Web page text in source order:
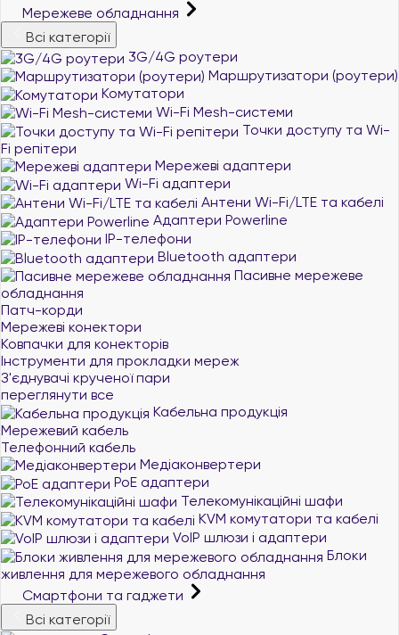
Мережеве обладнання
Всі категорії
3G/4G роутери
Маршрутизатори (роутери)
Комутатори
Wi-Fi Mesh-системи
Точки доступу та Wi-
Fi репітери
Мережеві адаптери
Wi-Fi адаптери
Антени Wi-Fi/LTE та кабелі
Адаптери Powerline
IP-телефони
Bluetooth адаптери
Пасивне мережеве
обладнання
Патч-корди
Мережеві конектори
Ковпачки для конекторів
Інструменти для прокладки мереж
З'єднувачі крученої пари
переглянути все
Кабельна продукція
Мережевий кабель
Телефонний кабель
Медіаконвертери
PoE адаптери
Телекомунікаційні шафи
KVM комутатори та кабелі
VoIP шлюзи і адаптери
Блоки
живлення для мережевого обладнання
Смартфони та гаджети
Всі категорії